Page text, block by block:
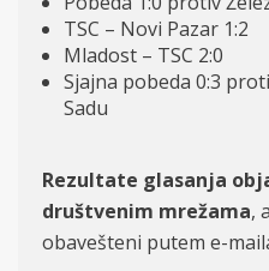
TSC – Novi Pazar 1:2
Mladost – TSC 2:0
Sjajna pobeda 0:3
Sadu
Rezultate glasanja
društvenim mrežama,
obavešteni putem e-